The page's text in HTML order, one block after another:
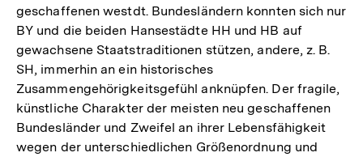
geschaffenen westdt. Bundesländern konnten sich nur
BY und die beiden Hansestädte HH und HB auf
gewachsene Staatstraditionen stützen, andere, z. B.
SH, immerhin an ein historisches
Zusammengehörigkeitsgefühl anknüpfen. Der fragile,
künstliche Charakter der meisten neu geschaffenen
Bundesländer und Zweifel an ihrer Lebensfähigkeit
wegen der unterschiedlichen Größenordnung und